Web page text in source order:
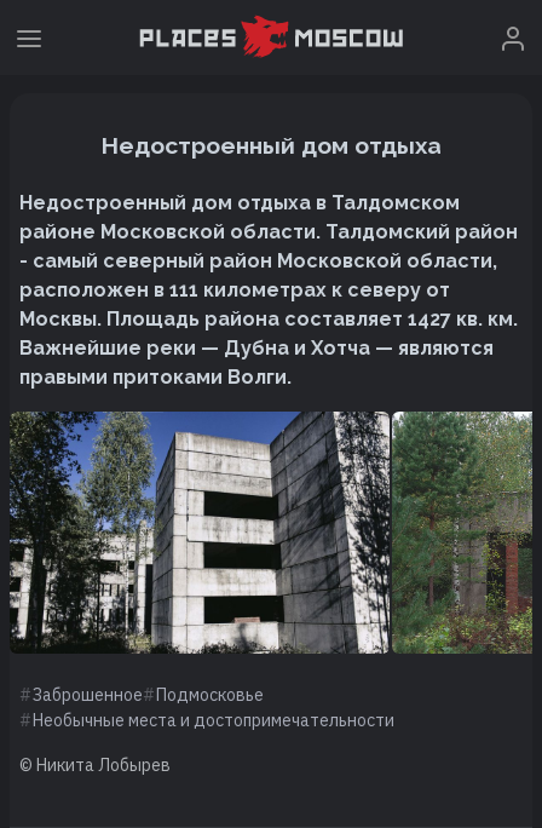
Недостроенный дом отдыха
Недостроенный дом отдыха в Талдомском
районе Московской области. Талдомский район
- самый северный район Московской области,
расположен в 111 километрах к северу от
Москвы. Площадь района составляет 1427 кв. км.
Важнейшие реки — Дубна и Хотча — являются
правыми притоками Волги.
Заброшенное
Подмосковье
Необычные места и достопримечательности
© Никита Лобырев